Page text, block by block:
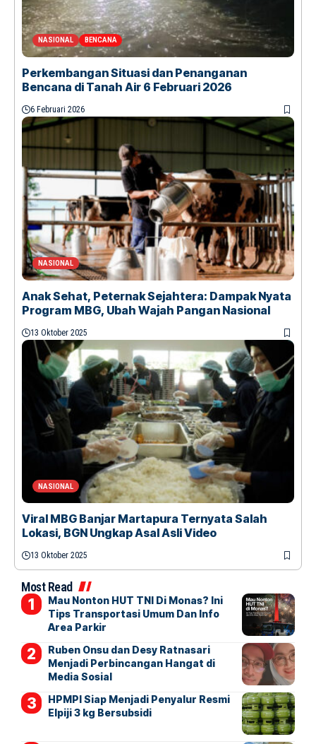
NASIONAL BENCANA
Perkembangan Situasi dan Penanganan
Bencana di Tanah Air 6 Februari 2026
6 Februari 2026
NASIONAL
Anak Sehat, Peternak Sejahtera: Dampak Nyata
Program MBG, Ubah Wajah Pangan Nasional
13 Oktober 2025
NASIONAL
Viral MBG Banjar Martapura Ternyata Salah
Lokasi, BGN Ungkap Asal Asli Video
13 Oktober 2025
Most Read
Mau Nonton HUT TNI Di Monas? Ini
Tips Transportasi Umum Dan Info
Area Parkir
Ruben Onsu dan Desy Ratnasari
Menjadi Perbincangan Hangat di
Media Sosial
HPMPI Siap Menjadi Penyalur Resmi
Elpiji 3 kg Bersubsidi